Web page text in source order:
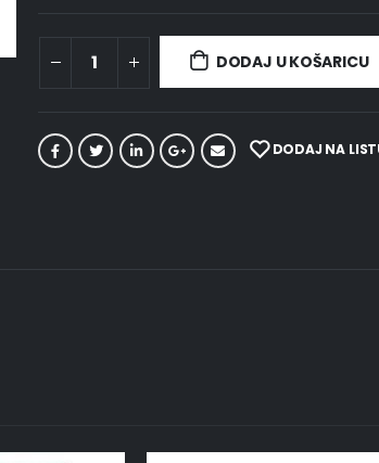
DODAJ U KOŠARICU
DODAJ NA